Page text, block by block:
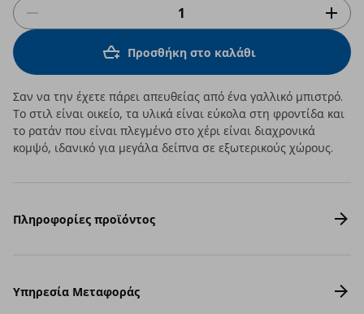
Προσθήκη στο καλάθι
Σαν να την έχετε πάρει απευθείας από ένα γαλλικό μπιστρό.
Το στιλ είναι οικείο, τα υλικά είναι εύκολα στη φροντίδα και
το ρατάν που είναι πλεγμένο στο χέρι είναι διαχρονικά
κομψό, ιδανικό για μεγάλα δείπνα σε εξωτερικούς χώρους.
Πληροφορίες προϊόντος
Υπηρεσία Μεταφοράς